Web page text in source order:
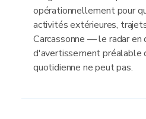
opérationnellement pour
activités extérieures,
Carcassonne — le radar
d'avertissement préalable
quotidienne ne peut pas.